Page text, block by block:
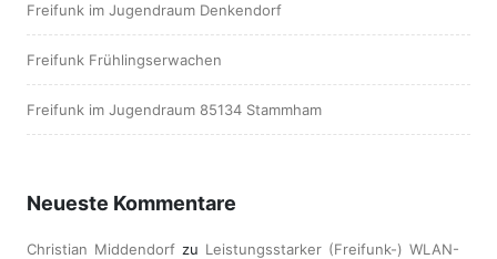
Freifunk im Jugendraum Denkendorf
Freifunk Frühlingserwachen
Freifunk im Jugendraum 85134 Stammham
Neueste Kommentare
Christian Middendorf zu Leistungsstarker (Freifunk-) WLAN-